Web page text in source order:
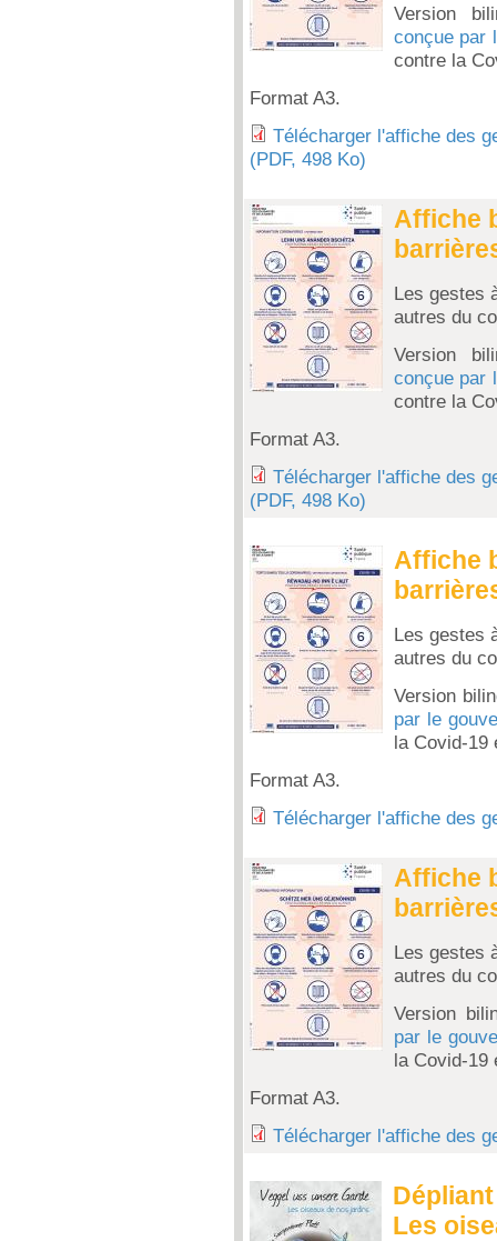
Version
conçue par
contre la
Format A3.
Télécharger l'affiche des
(PDF, 498 Ko)
Affiche
Les gestes
autres du
Version
conçue par
contre la
Format A3.
Télécharger l'affiche des
(PDF, 498 Ko)
Affiche
Les gestes
autres du
Version
par le
la Covid-19
Format A3.
Télécharger l'affiche des
Affiche
Les gestes
autres du
Version
par le
la Covid-19
Format A3.
Télécharger l'affiche des
Les